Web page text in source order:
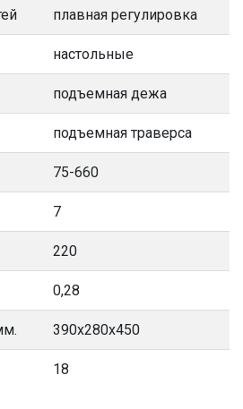
плавная регулировка
настольные
подъемная дежа
подъемная траверса
75-660
7
220
0,28
390x280x450
18